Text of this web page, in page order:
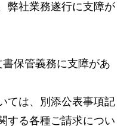
弊社業務遂行に支障が
書保管義務に支障があ
ては、別添公表事項記
する各種ご請求につい